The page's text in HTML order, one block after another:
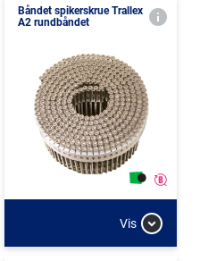
Båndet spikerskrue Trallex
A2 rundbåndet
Vis